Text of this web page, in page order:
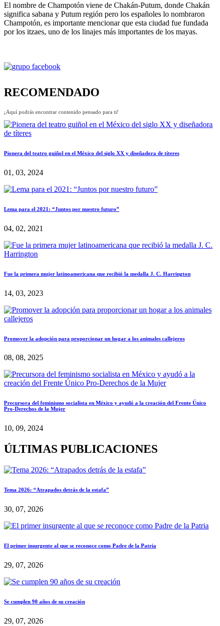
El nombre de Champotón viene de Chakán-Putum, donde Chakán
significa sabana y Putum región pero los españoles lo nombraron
Champotón, es importante mencionar que esta ciudad fue fundada
por los itzaes, uno de los linajes más importantes de los mayas.
RECOMENDADO
¡Aquí podrás encontrar contenido pensado para ti!
Pionera del teatro guiñol en el México del siglo XX y diseñadora de títeres
01, 03, 2024
Lema para el 2021: “Juntos por nuestro futuro”
04, 02, 2021
Fue la primera mujer latinoamericana que recibió la medalla J. C. Harrington
14, 03, 2023
Promover la adopción para proporcionar un hogar a los animales callejeros
08, 08, 2025
Precursora del feminismo socialista en México y ayudó a la creación del Frente Único
Pro-Derechos de la Mujer
10, 09, 2024
ÚLTIMAS PUBLICACIONES
Tema 2026: “Atrapados detrás de la estafa”
30, 07, 2026
El primer insurgente al que se reconoce como Padre de la Patria
29, 07, 2026
Se cumplen 90 años de su creación
29, 07, 2026